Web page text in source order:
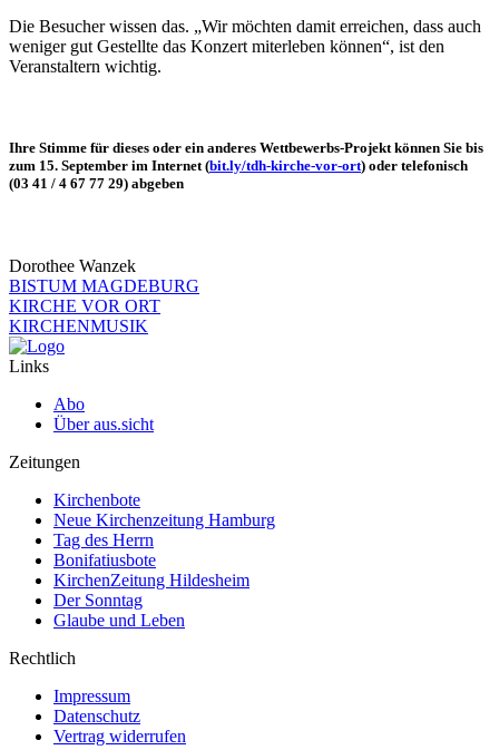
Die Besucher wissen das. „Wir möchten damit erreichen, dass auch
weniger gut Gestellte das Konzert miterleben können“, ist den
Veranstaltern wichtig.
Ihre Stimme für dieses oder ein anderes Wettbewerbs-Projekt können Sie bis
zum 15. September im Internet (bit.ly/tdh-kirche-vor-ort) oder telefonisch
(03 41 / 4 67 77 29) abgeben
Dorothee Wanzek
BISTUM MAGDEBURG
KIRCHE VOR ORT
KIRCHENMUSIK
Links
Abo
Über aus.sicht
Zeitungen
Kirchenbote
Neue Kirchenzeitung Hamburg
Tag des Herrn
Bonifatiusbote
KirchenZeitung Hildesheim
Der Sonntag
Glaube und Leben
Rechtlich
Impressum
Datenschutz
Vertrag widerrufen